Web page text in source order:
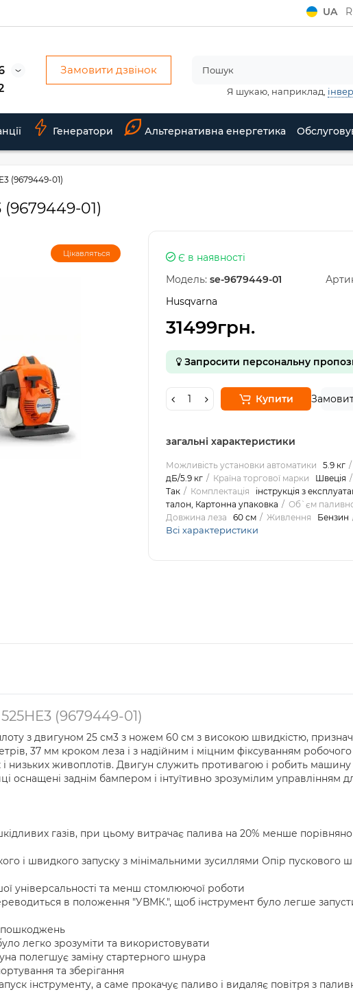
UA
Замовити дзвінок
Я шукаю, наприклад,
Генератори Альтернативна енергетика
(9679449-01)
01)
Цікавляться Є в наявності
Модель: se-9679449-01
Husqvarna
31499грн.
Запросити персональну
Купити
загальні характеристики
Можливість установки автоматики 5.9 кг
дБ/5.9 кг
Країна торгової марки Швеція
Так
Комплектація
інструкція з
талон, Картонна упаковка
Об`єм
Довжина леза
60 см Живлення Бензин
Всі характеристики
(9679449-01)
з двигуном 25 см3 з ножем 60 см з високою швидкістю,
37 мм кроком леза і з надійним і міцним фіксуванням робочого
низьких живоплотів. Двигун служить противагою і робить
заднім бампером і інтуїтивно зрозумілим управлінням
газів, при цьому витрачає палива на 20% менше порівняно
і швидкого запуску з мінімальними зусиллями Опір пускового
універсальності та менш стомлюючої роботи
в положення "УВМК.", щоб інструмент було легше
пошкоджень
легко зрозуміти та використовувати
полегшує заміну стартерного шнура
та зберігання
інструменту, а саме прокачує паливо і видаляє повітря з